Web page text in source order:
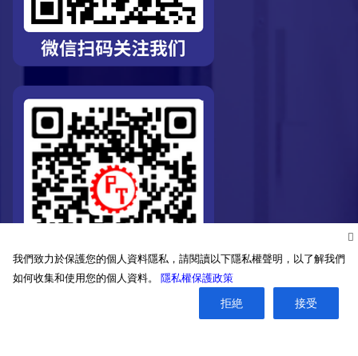
我們致力於保護您的個人資料隱私，請閱讀以下隱私權聲明，以了解我們
如何收集和使用您的個人資料。 隱私權保護政策
拒絶 接受